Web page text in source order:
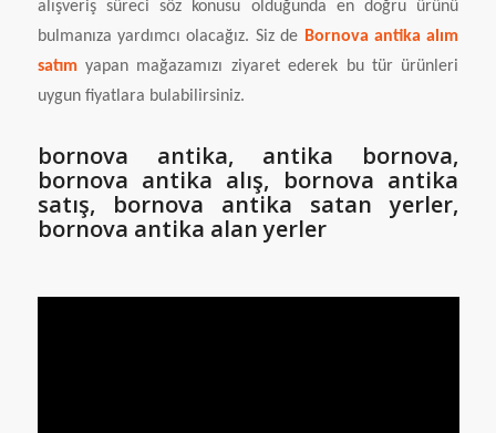
alışveriş süreci söz konusu olduğunda en doğru ürünü
bulmanıza yardımcı olacağız. Siz de Bornova antika alım
satımyapan mağazamızı ziyaret ederek bu tür ürünleri
uygun fiyatlara bulabilirsiniz.
bornova antika, antika bornova,
bornova antika alış, bornova antika
satış, bornova antika satan yerler,
bornova antika alan yerler